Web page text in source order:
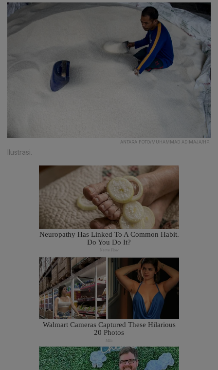
ANTARA FOTO/MUHAMMAD ADIMAJA/HP.
Ilustrasi.